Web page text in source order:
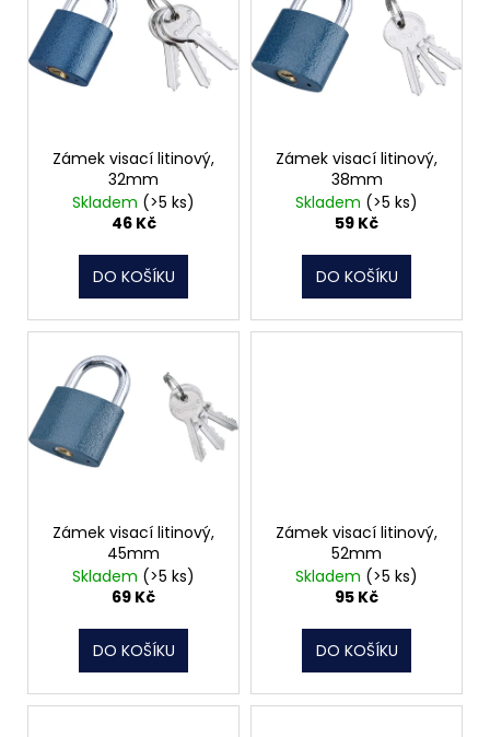
s
Zámek visací litinový,
32mm
Skladem (>5 ks)
46 Kč
DO KOŠÍKU
Zámek visací litinový,
38mm
Skladem (>5 ks)
59 Kč
DO KOŠÍKU
Zámek visací litinový,
45mm
Skladem (>5 ks)
69 Kč
DO KOŠÍKU
Zámek visací litinový,
52mm
Skladem (>5 ks)
95 Kč
DO KOŠÍKU
TRHACÍ
PRŮMĚR
NÝTU
6MM
AL/ST